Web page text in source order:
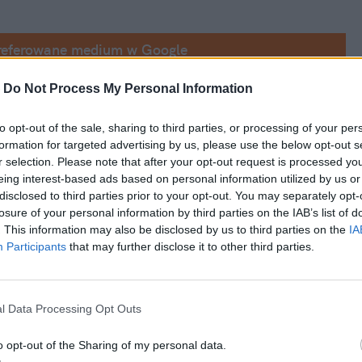
Do Not Process My Personal Information
opt-out of the sale, sharing to third parties, or processing of your
for targeted advertising by us, please use the below opt-out
selection. Please note that after your opt-out request is processed
interest-based ads based on personal information utilized by us
to third parties prior to your opt-out. You may separately
of your personal information by third parties on the IAB’s list of
This information may also be disclosed by us to third parties on the
Participants that may further disclose it to other third parties.
Data Processing Opt Outs
opt-out of the Sharing of my personal data.
medium w Google
wygrała turniej Wielkiego Szlema
na zawodowych kortach bez flagi
2023 wygrała z Magdą Linette